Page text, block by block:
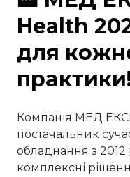
Health
для
Компанія МЕД
постачальник
обладнання з 2012
комплексні